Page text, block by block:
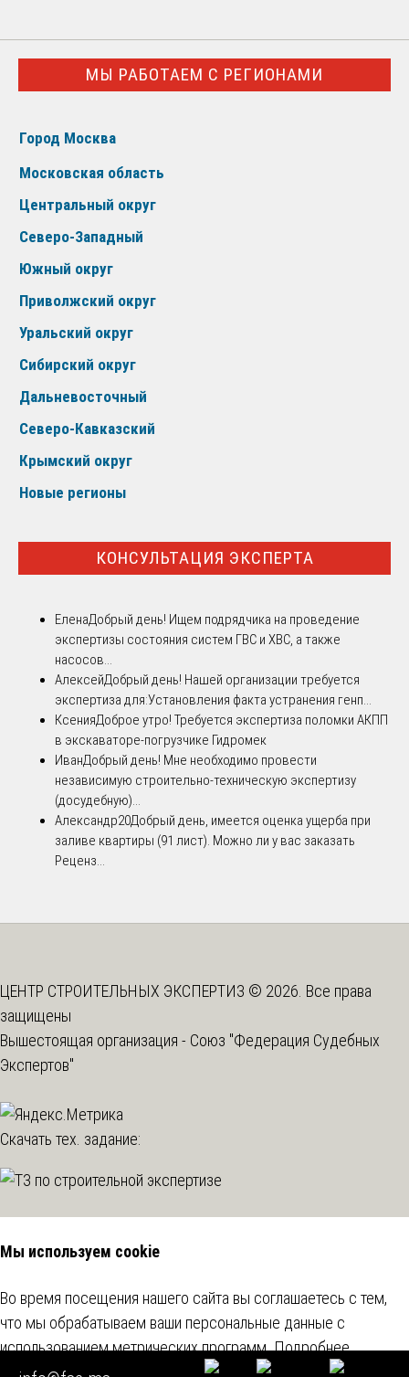
МЫ РАБОТАЕМ С РЕГИОНАМИ
Город Москва
Московская область
Центральный округ
Северо-Западный
Южный округ
Приволжский округ
Уральский округ
Сибирский округ
Дальневосточный
Северо-Кавказский
Крымский округ
Новые регионы
КОНСУЛЬТАЦИЯ ЭКСПЕРТА
ЕленаДобрый день! Ищем подрядчика на проведение
экспертизы состояния систем ГВС и ХВС, а также
насосов...
АлексейДобрый день! Нашей организации требуется
экспертиза для:Установления факта устранения генп...
КсенияДоброе утро! Требуется экспертиза поломки АКПП
в экскаваторе-погрузчике Гидромек
ИванДобрый день! Мне необходимо провести
независимую строительно-техническую экспертизу
(досудебную)...
Александр20Добрый день, имеется оценка ущерба при
заливе квартиры (91 лист). Можно ли у вас заказать
Реценз...
ЦЕНТР СТРОИТЕЛЬНЫХ ЭКСПЕРТИЗ © 2026. Все права
защищены
Вышестоящая организация - Союз "Федерация Судебных
Экспертов"
Скачать тех. задание:
Мы используем cookie
Во время посещения нашего сайта вы соглашаетесь с тем,
что мы обрабатываем ваши персональные данные с
использованием метрических программ.Подробнее